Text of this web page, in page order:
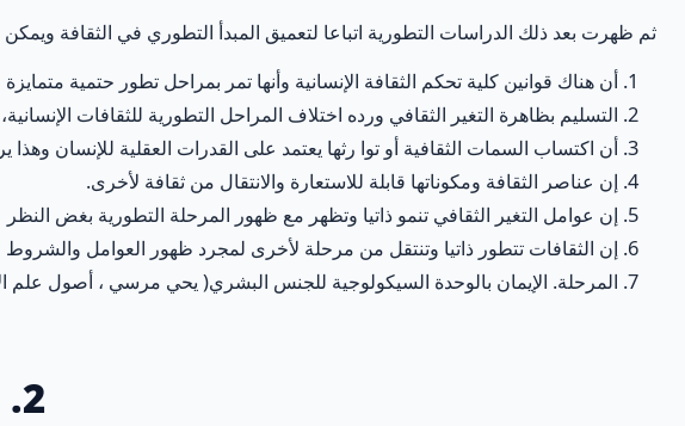
ثم ظهرت بعد ذلك الدراسات التطورية اتباعا لتعميق المبدأ التطوري في الثقافة
أن هناك قوانين كلية تحكم الثقافة الإنسانية وأنها تمر بمراحل تطور حتمية
التسليم بظاهرة التغير الثقافي ورده اختلاف المراحل التطورية للثقافات
أن اكتساب السمات الثقافية أو توا رثها يعتمد على القدرات العقلية للإنسان
إن عناصر الثقافة ومكوناتها قابلة للاستعارة والانتقال من ثقافة لأخرى.
إن عوامل التغير الثقافي تنمو ذاتيا وتظهر مع ظهور المرحلة التطورية بغض
إن الثقافات تتطور ذاتيا وتنتقل من مرحلة لأخرى لمجرد ظهور العوامل والشروط
المرحلة. الإيمان بالوحدة السيكولوجية للجنس البشري( يحي مرسي ، أصول علم
2. النظرية الانتشارية